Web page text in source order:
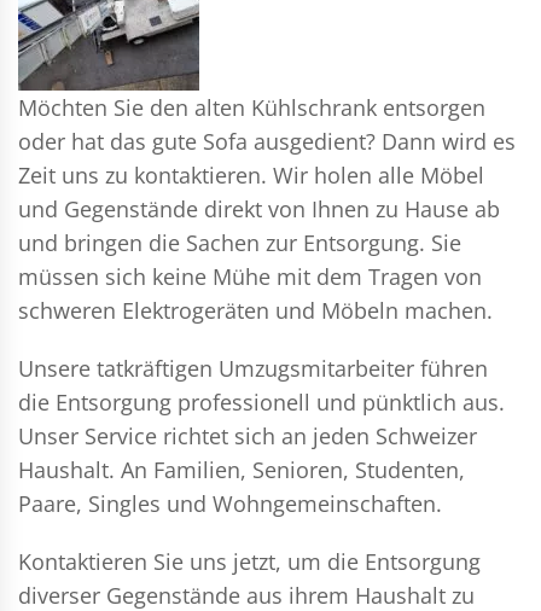
Möchten Sie den alten Kühlschrank entsorgen
oder hat das gute Sofa ausgedient? Dann wird es
Zeit uns zu kontaktieren. Wir holen alle Möbel
und Gegenstände direkt von Ihnen zu Hause ab
und bringen die Sachen zur Entsorgung. Sie
müssen sich keine Mühe mit dem Tragen von
schweren Elektrogeräten und Möbeln machen.
Unsere tatkräftigen Umzugsmitarbeiter führen
die Entsorgung professionell und pünktlich aus.
Unser Service richtet sich an jeden Schweizer
Haushalt. An Familien, Senioren, Studenten,
Paare, Singles und Wohngemeinschaften.
Kontaktieren Sie uns jetzt, um die Entsorgung
diverser Gegenstände aus ihrem Haushalt zu